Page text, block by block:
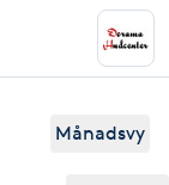
Månadsvy